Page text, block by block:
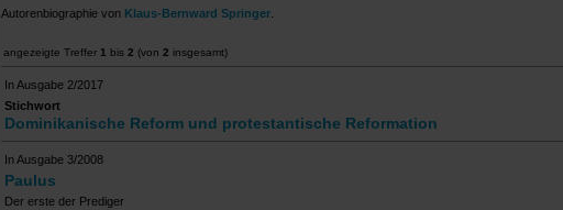
Autorenbiographie von Klaus-Bernward Springer.
angezeigte Treffer 1 bis 2 (von 2 insgesamt)
In Ausgabe 2/2017
Stichwort
Dominikanische Reform und protestantische Reformation
In Ausgabe 3/2008
Paulus
Der erste der Prediger